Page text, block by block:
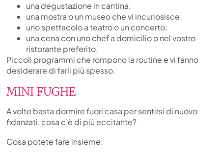
una degustazione in cantina;
una mostra o un museo che vi incuriosisce;
uno spettacolo a teatro o un concerto;
una cena con uno chef a domicilio o nel vostro
ristorante preferito.
Piccoli programmi che rompono la routine e vi fanno
desiderare di farli più spesso.
MINI FUGHE
A volte basta dormire fuori casa per sentirsi di nuovo
fidanzati, cosa c’è di più eccitante?
Cosa potete fare insieme: